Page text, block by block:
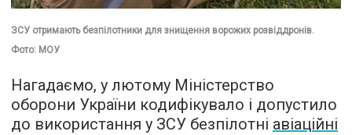
ЗСУ отримають безпілотники для знищення ворожих розвіддронів.
Фото: МОУ
Нагадаємо, у лютому Міністерство
оборони України кодифікувало і допустило
до використання у ЗСУ безпілотні авіаційні